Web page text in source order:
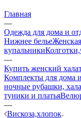
Главная
—
Одежда для дома и
Нижнее белье
купальники
—
Купить женский
Комплекты для дома
ночные рубашки,
туники и платья
—
Вискоза,хлопок